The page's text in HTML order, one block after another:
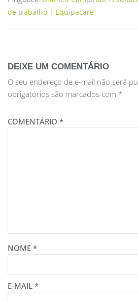
de trabalho | Equipacare
DEIXE UM COMENTÁRIO
O seu endereço de e-mail não será
obrigatórios são marcados com *
COMENTÁRIO *
NOME *
E-MAIL *